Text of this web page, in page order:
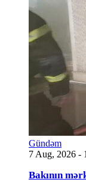
Gündəm
7 Aug, 2026 -
Bakının